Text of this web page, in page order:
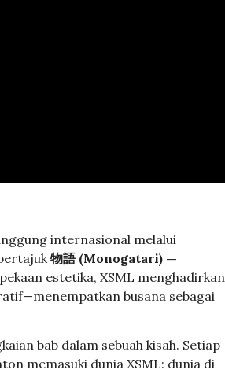
internasional melalui
物語 (Monogatari) —
estetika, XSML menghadirkan
busana sebagai
bab dalam sebuah kisah. Setiap
memasuki dunia XSML: dunia di